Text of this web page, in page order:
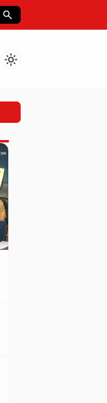
search
light_mode